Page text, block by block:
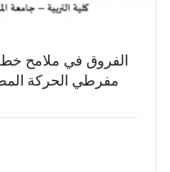
الفروق في ملامح خط
مفرطي الحركة